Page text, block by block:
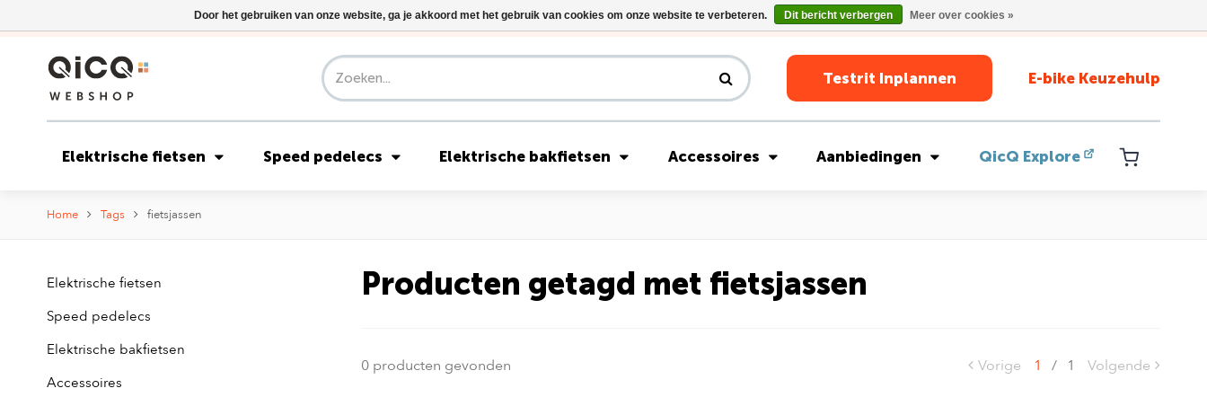
Riese & Müller Nevo5 Silent Core nu direct uit voorraad leverbaar!
Testrit Inplannen E-bike Keuzehulp
Elektrische fietsen Speed pedelecs Elektrische bakfietsen Accessoires Aanbiedingen QicQ Explore
Home Tags fietsjassen
Elektrische fietsen
Speed pedelecs
Elektrische bakfietsen
Accessoires
Producten getagd met fietsjassen
0 producten gevonden Vorige 1 / 1 Volgende
Door het gebruiken van onze website, ga je akkoord met het gebruik van cookies om onze website te verbeteren. Dit bericht verbergen Meer over cookies »